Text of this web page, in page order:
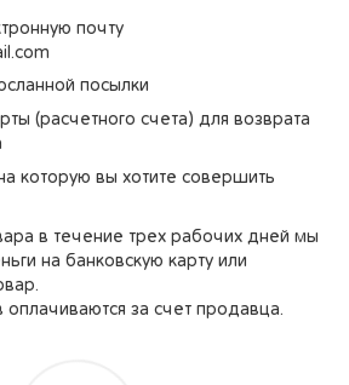
почту
посылки
(расчетного счета) для возврата
которую вы хотите совершить
в течение трех рабочих дней мы
на банковскую карту или
оплачиваются за счет продавца.